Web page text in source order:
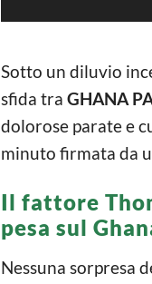
Sotto un diluvio
sfida tra GHANA
dolorose parate e
minuto firmata da
Il fattore
pesa sul
Nessuna sorpresa